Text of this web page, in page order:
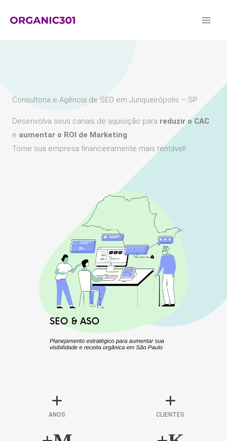
para
Consultoria e Agência de SEO em Junqueirópolis – SP
Desenvolva seus canais de aquisição para reduzir o CAC
e aumentar o ROI de Marketing.
Torne sua empresa financeiramente mais rentável!
+
ANOS
+
CLIENTES